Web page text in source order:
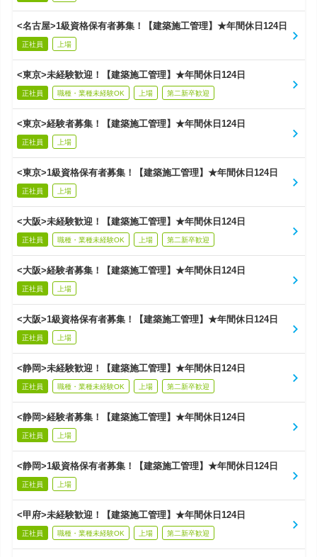
<名古屋>1級資格保有者募集！【建築施工管理】★年間休日124日
正社員 上場
<東京>未経験歓迎！【建築施工管理】★年間休日124日
正社員 職種・業種未経験OK 上場 第二新卒歓迎
<東京>経験者募集！【建築施工管理】★年間休日124日
正社員 上場
<東京>1級資格保有者募集！【建築施工管理】★年間休日124日
正社員 上場
<大阪>未経験歓迎！【建築施工管理】★年間休日124日
正社員 職種・業種未経験OK 上場 第二新卒歓迎
<大阪>経験者募集！【建築施工管理】★年間休日124日
正社員 上場
<大阪>1級資格保有者募集！【建築施工管理】★年間休日124日
正社員 上場
<静岡>未経験歓迎！【建築施工管理】★年間休日124日
正社員 職種・業種未経験OK 上場 第二新卒歓迎
<静岡>経験者募集！【建築施工管理】★年間休日124日
正社員 上場
<静岡>1級資格保有者募集！【建築施工管理】★年間休日124日
正社員 上場
<甲府>未経験歓迎！【建築施工管理】★年間休日124日
正社員 職種・業種未経験OK 上場 第二新卒歓迎